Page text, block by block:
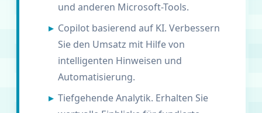
und anderen Microsoft-Tools.
Copilot basierend auf KI. Verbessern
Sie den Umsatz mit Hilfe von
intelligenten Hinweisen und
Automatisierung.
Tiefgehende Analytik. Erhalten Sie